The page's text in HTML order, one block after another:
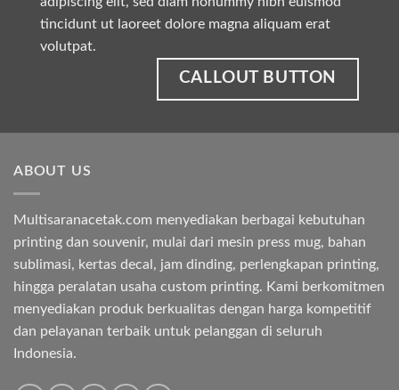
tincidunt ut laoreet dolore magna aliquam erat
volutpat.
CALLOUT BUTTON
ABOUT US
Multisaranacetak.com menyediakan berbagai kebutuhan
printing dan souvenir, mulai dari mesin press mug, bahan
sublimasi, kertas decal, jam dinding, perlengkapan printing,
hingga peralatan usaha custom printing. Kami berkomitmen
menyediakan produk berkualitas dengan harga kompetitif
dan pelayanan terbaik untuk pelanggan di seluruh
Indonesia.